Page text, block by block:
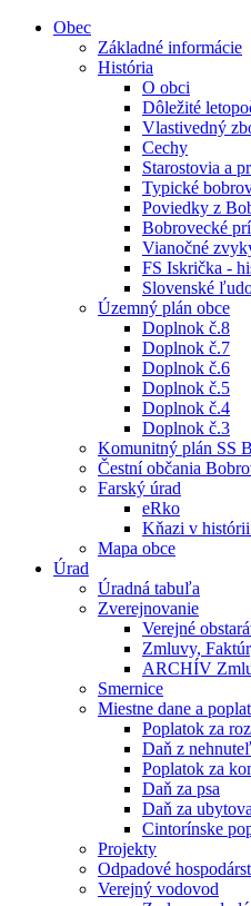
Obec
Základné informácie
História
O obci
Dôležité
Vlastivedný
Cechy
Starostovia a
Typické
Poviedky z
Bobrovecké
Vianočné
FS Iskrička -
Slovenské
Územný plán obce
Doplnok č.8
Doplnok č.7
Doplnok č.6
Doplnok č.5
Doplnok č.4
Doplnok č.3
Komunitný plán SS
Čestní občania
Farský úrad
eRko
Kňazi v
Mapa obce
Úrad
Úradná tabuľa
Zverejnovanie
Verejné
Zmluvy,
ARCHÍV
Smernice
Miestne dane a
Poplatok za
Daň z
Poplatok za
Daň za psa
Daň za
Cintorínske
Projekty
Odpadové
Verejný vodovod